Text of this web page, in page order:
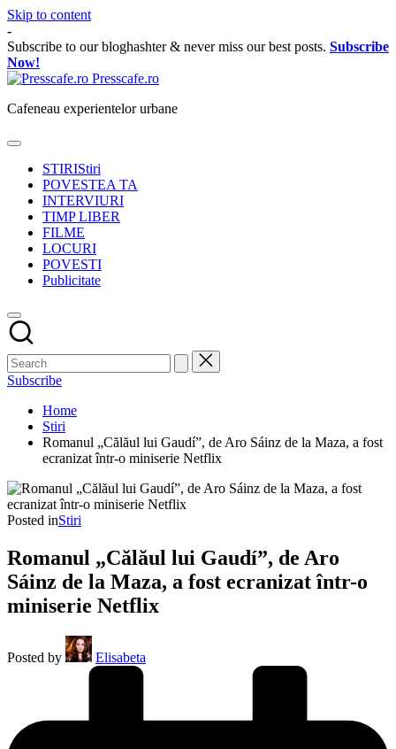
Skip to content
-
Subscribe to our bloghashter & never miss our best posts. Subscribe
Now!
Presscafe.ro
Cafeneau experientelor urbane
STIRIStiri
POVESTEA TA
INTERVIURI
TIMP LIBER
FILME
LOCURI
POVESTI
Publicitate
Subscribe
Home
Stiri
Romanul „Călăul lui Gaudí”, de Aro Sáinz de la Maza, a fost
ecranizat într-o miniserie Netflix
Posted inStiri
Romanul „Călăul lui Gaudí”, de Aro
Sáinz de la Maza, a fost ecranizat într-o
miniserie Netflix
Posted by Elisabeta